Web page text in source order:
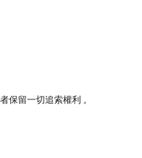
保留一切追索權利 。